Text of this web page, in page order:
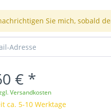
Sie mich, sobald
€ *
Versandkosten
ca. 5-10 Werktage